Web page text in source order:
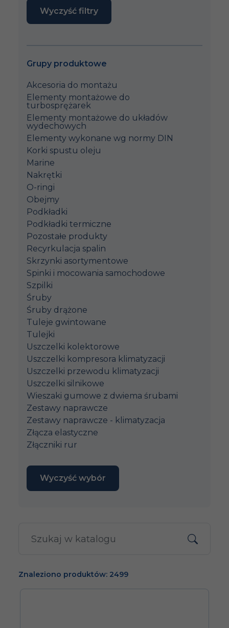
Wyczyść filtry
Grupy produktowe
Akcesoria do montażu
Elementy montażowe do
turbosprężarek
Elementy montażowe do układów
wydechowych
Elementy wykonane wg normy DIN
Korki spustu oleju
Marine
Nakrętki
O-ringi
Obejmy
Podkładki
Podkładki termiczne
Pozostałe produkty
Recyrkulacja spalin
Skrzynki asortymentowe
Spinki i mocowania samochodowe
Szpilki
Śruby
Śruby drążone
Tuleje gwintowane
Tulejki
Uszczelki kolektorowe
Uszczelki kompresora klimatyzacji
Uszczelki przewodu klimatyzacji
Uszczelki silnikowe
Wieszaki gumowe z dwiema śrubami
Zestawy naprawcze
Zestawy naprawcze - klimatyzacja
Złącza elastyczne
Złączniki rur
Wyczyść wybór
Znaleziono produktów: 2499